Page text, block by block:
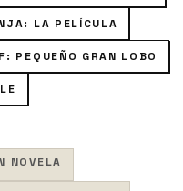
LA PELÍCULA
PEQUEÑO GRAN LOBO
NOVELA